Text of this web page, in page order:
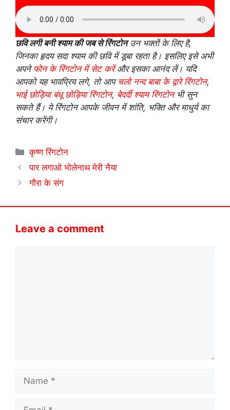
छवि लगी बनी श्याम की जब से रिंगटोनउन भक्तों के लिए है,
जिनका हृदय सदा श्याम की छवि में डूबा रहता है। इसलिए इसे अभी
अपनेफोन के रिंगटोन में सेट करेंऔर इसका आनंद लें। यदि
आपको यह भावप्रिय लगे, तो आप चलो नन्द बाबा के द्वारे रिंगटोन,
भाई छोड़िया बंधू छोड़िया रिंगटोन, बेदर्दी श्याम रिंगटोनभी सुन
सकते हैं। ये रिंगटोन आपके जीवन में शांति, भक्ति और माधुर्य का
संचार करेंगी।
Categories
कृष्ण रिंगटोन
पार लगाओ भोलेनाथ मेरी नैया
गौरा के संग
Leave a comment
Name
Email